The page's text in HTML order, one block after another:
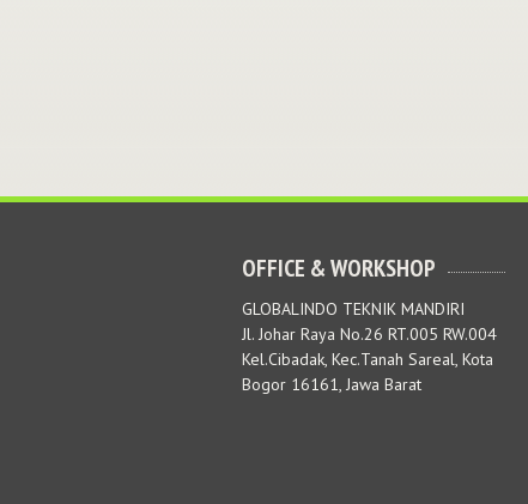
OFFICE & WORKSHOP
GLOBALINDO TEKNIK MANDIRI
Jl. Johar Raya No.26 RT.005 RW.004
Kel.Cibadak, Kec.Tanah Sareal, Kota
Bogor 16161, Jawa Barat